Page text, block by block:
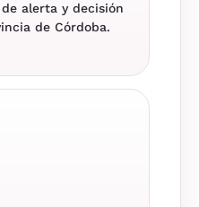
alerta y decisión
de Córdoba.